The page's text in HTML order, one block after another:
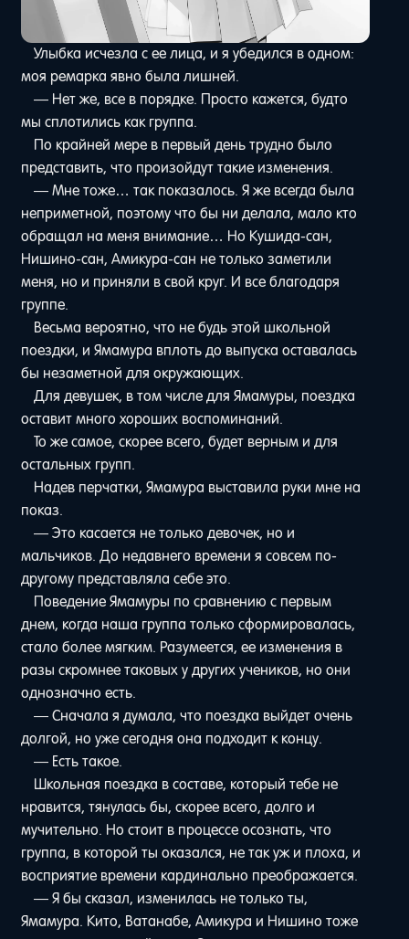
Улыбка исчезла с ее лица, и я убедился в одном:
моя ремарка явно была лишней.
— Нет же, все в порядке. Просто кажется, будто
мы сплотились как группа.
По крайней мере в первый день трудно было
представить, что произойдут такие изменения.
— Мне тоже… так показалось. Я же всегда была
неприметной, поэтому что бы ни делала, мало кто
обращал на меня внимание… Но Кушида-сан,
Нишино-сан, Амикура-сан не только заметили
меня, но и приняли в свой круг. И все благодаря
группе.
Весьма вероятно, что не будь этой школьной
поездки, и Ямамура вплоть до выпуска оставалась
бы незаметной для окружающих.
Для девушек, в том числе для Ямамуры, поездка
оставит много хороших воспоминаний.
То же самое, скорее всего, будет верным и для
остальных групп.
Надев перчатки, Ямамура выставила руки мне на
показ.
— Это касается не только девочек, но и
мальчиков. До недавнего времени я совсем по-
другому представляла себе это.
Поведение Ямамуры по сравнению с первым
днем, когда наша группа только сформировалась,
стало более мягким. Разумеется, ее изменения в
разы скромнее таковых у других учеников, но они
однозначно есть.
— Сначала я думала, что поездка выйдет очень
долгой, но уже сегодня она подходит к концу.
— Есть такое.
Школьная поездка в составе, который тебе не
нравится, тянулась бы, скорее всего, долго и
мучительно. Но стоит в процессе осознать, что
группа, в которой ты оказался, не так уж и плоха, и
восприятие времени кардинально преображается.
— Я бы сказал, изменилась не только ты,
Ямамура. Кито, Ватанабе, Амикура и Нишино тоже